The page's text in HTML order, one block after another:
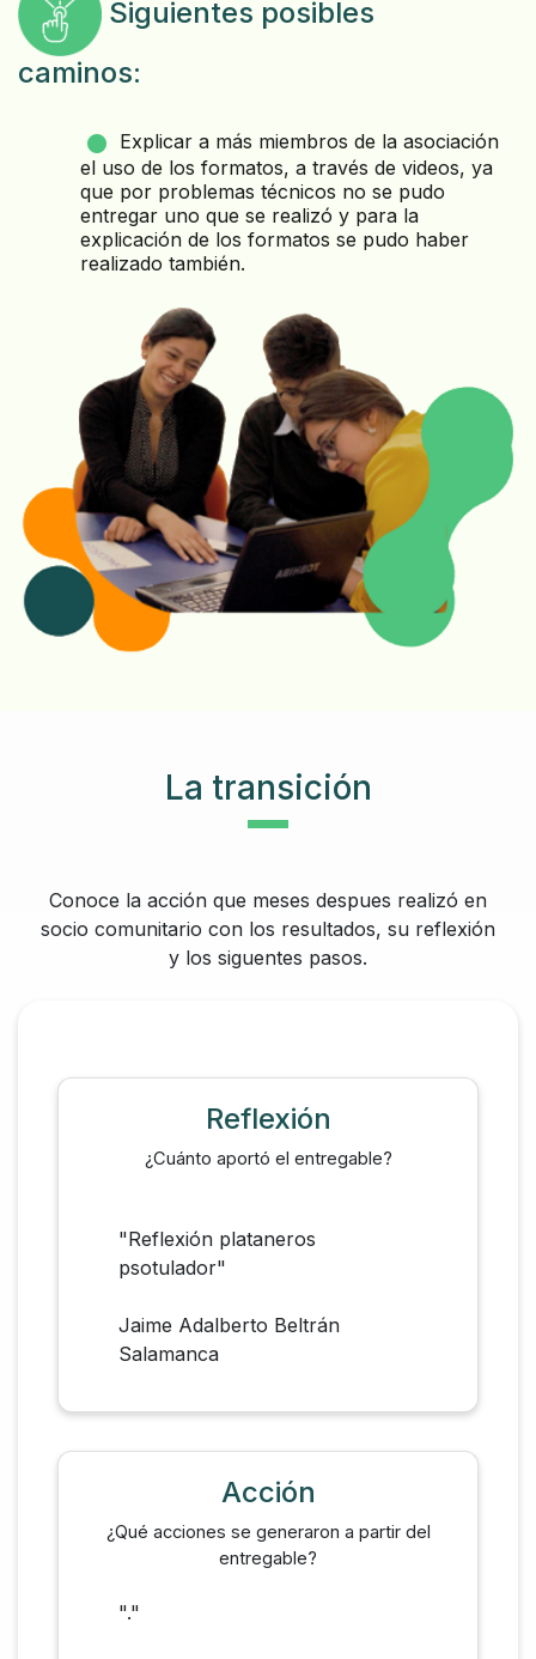
Siguientes posibles
caminos:
Explicar a más miembros de la asociación
el uso de los formatos, a través de videos, ya
que por problemas técnicos no se pudo
entregar uno que se realizó y para la
explicación de los formatos se pudo haber
realizado también.
La transición
Conoce la acción que meses despues realizó en
socio comunitario con los resultados, su reflexión
y los siguentes pasos.
Reflexión
¿Cuánto aportó el entregable?
"Reflexión plataneros
psotulador"
Jaime Adalberto Beltrán
Salamanca
Acción
¿Qué acciones se generaron a partir del
entregable?
"."